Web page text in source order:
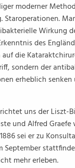
moderner
Wirkung
des
die
sondern der
erheblich
uns der Liszt-
und Alfred
sei er zu
mehr erleben.